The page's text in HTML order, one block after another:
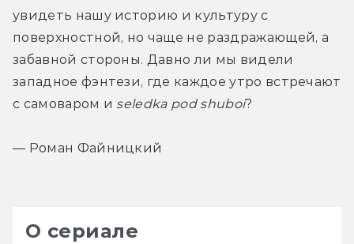
увидеть нашу историю и культуру с
поверхностной, но чаще не раздражающей, а
забавной стороны. Давно ли мы видели
западное фэнтези, где каждое утро встречают
с самоваром и seledka pod shuboi?
— Роман Файницкий
О сериале